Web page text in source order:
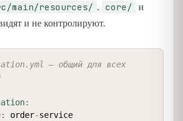
main/resources/ . core/
и
и не контролируют.
— общий для всех
:
: order-service